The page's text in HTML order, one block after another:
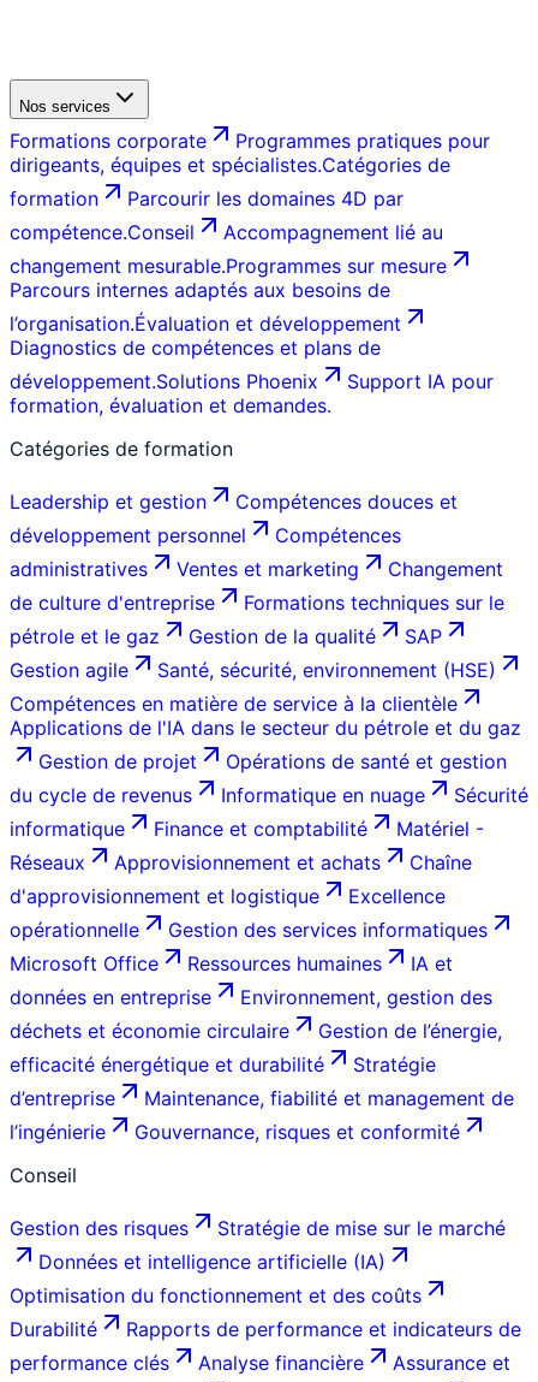
Nos services
Formations corporate
Programmes pratiques pour
dirigeants, équipes et spécialistes.Catégories de
formation
Parcourir les domaines 4D par
compétence.Conseil
Accompagnement lié au
changement mesurable.Programmes sur mesure
Parcours internes adaptés aux besoins de
l’organisation.Évaluation et développement
Diagnostics de compétences et plans de
développement.Solutions Phoenix
Support IA pour
formation, évaluation et demandes.
Catégories de formation
Leadership et gestion
Compétences douces et
développement personnel
Compétences
administratives
Ventes et marketing
Changement
de culture d'entreprise
Formations techniques sur le
pétrole et le gaz
Gestion de la qualité
SAP
Gestion agile
Santé, sécurité, environnement (HSE)
Compétences en matière de service à la clientèle
Applications de l'IA dans le secteur du pétrole et du gaz
Gestion de projet
Opérations de santé et gestion
du cycle de revenus
Informatique en nuage
Sécurité
informatique
Finance et comptabilité
Matériel -
Réseaux
Approvisionnement et achats
Chaîne
d'approvisionnement et logistique
Excellence
opérationnelle
Gestion des services informatiques
Microsoft Office
Ressources humaines
IA et
données en entreprise
Environnement, gestion des
déchets et économie circulaire
Gestion de l’énergie,
efficacité énergétique et durabilité
Stratégie
d’entreprise
Maintenance, fiabilité et management de
l’ingénierie
Gouvernance, risques et conformité
Conseil
Gestion des risques
Stratégie de mise sur le marché
Données et intelligence artificielle (IA)
Optimisation du fonctionnement et des coûts
Durabilité
Rapports de performance et indicateurs de
performance clés
Analyse financière
Assurance et